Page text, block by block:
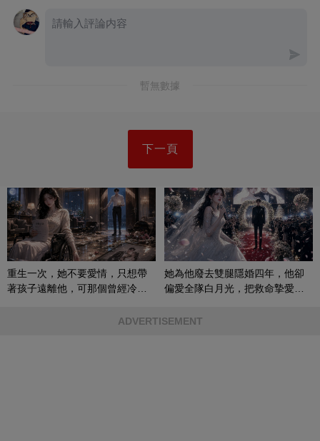
暫無數據
下一頁
重生一次，她不要愛情，只想帶
著孩子遠離他，可那個曾經冷漠
她為他廢去雙腿隱婚四年，他卻
偏愛全隊白月光，把救命摯愛當
ADVERTISEMENT